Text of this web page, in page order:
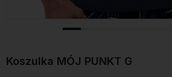
Koszulka MÓJ PUNKT G